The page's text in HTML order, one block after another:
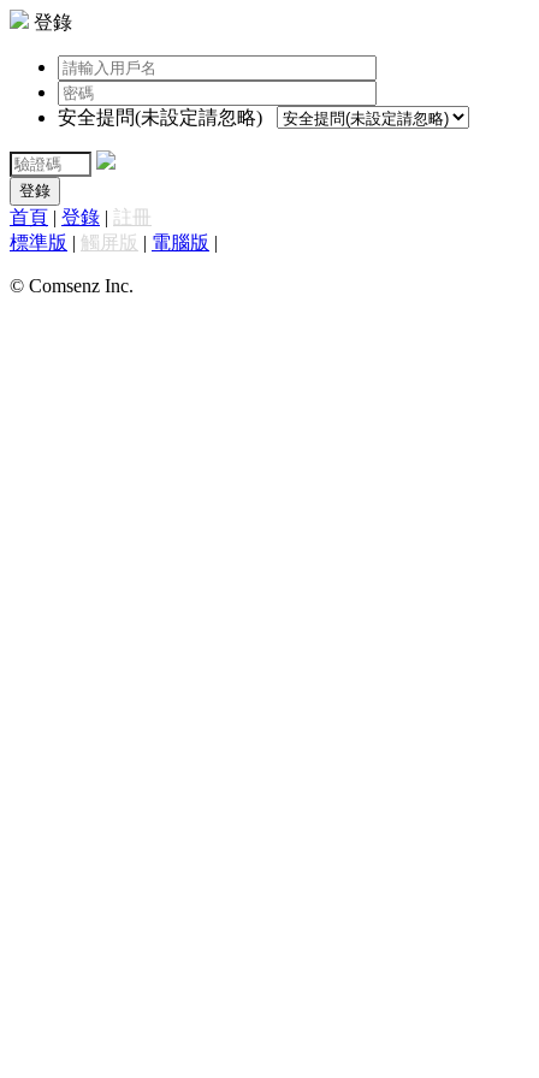
登錄
安全提問(未設定請忽略)
登錄
首頁 | 登錄 | 註冊
標準版 | 觸屏版 | 電腦版 |
© Comsenz Inc.